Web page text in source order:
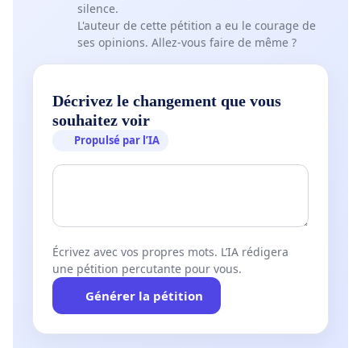
silence.
L'auteur de cette pétition a eu le courage de
ses opinions. Allez-vous faire de même ?
Décrivez le changement que vous
souhaitez voir
Propulsé par l’IA
Écrivez avec vos propres mots. L’IA rédigera
une pétition percutante pour vous.
Générer la pétition